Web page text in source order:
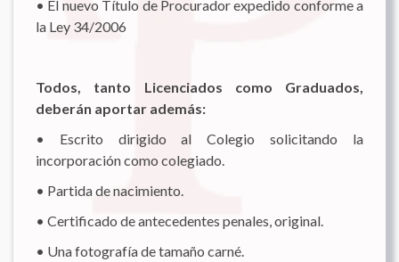
• El nuevo Título de Procurador expedido conforme a
la Ley 34/2006
Todos, tanto Licenciados como Graduados,
deberán aportar además:
• Escrito dirigido al Colegio solicitando la
incorporación como colegiado.
• Partida de nacimiento.
• Certificado de antecedentes penales, original.
• Una fotografía de tamaño carné.